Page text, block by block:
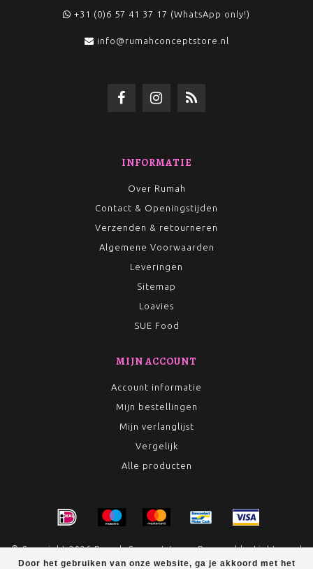
Door het gebruiken van onze website, ga je akkoord met het
+31 (0)6 57 41 37 17 (WhatsApp only!)
info@rumahconceptstore.nl
INFORMATIE
Over Rumah
Contact & Openingstijden
Verzenden & retourneren
Algemene Voorwaarden
Leveringen
Sitemap
Loavies
SUE Food
MIJN ACCOUNT
Account informatie
Mijn bestellingen
Mijn verlanglijst
Vergelijk
Alle producten
© Copyright 2026 Rumah Conceptstore - Powered byLightspeed
- Theme by Dyvelopment